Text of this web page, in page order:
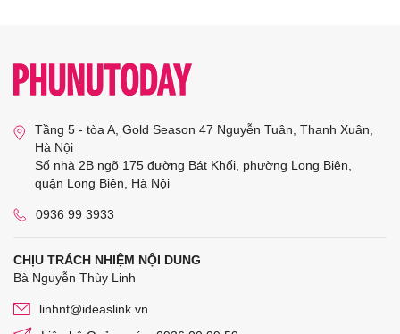
Tầng 5 - tòa A, Gold Season 47 Nguyễn Tuân, Thanh Xuân,
Hà Nội
Số nhà 2B ngõ 175 đường Bát Khối, phường Long Biên,
quận Long Biên, Hà Nội
0936 99 3933
CHỊU TRÁCH NHIỆM NỘI DUNG
Bà Nguyễn Thùy Linh
linhnt@ideaslink.vn